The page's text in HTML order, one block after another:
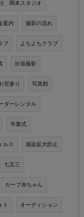
岡本スタジオ
案内 撮影の流れ
ブ よちよちクラブ
出張撮影
宮参り 写真館
ダーレンタル
卒業式
ルス 感染拡大防止
七五三
カープ赤ちゃん
ト オーディション